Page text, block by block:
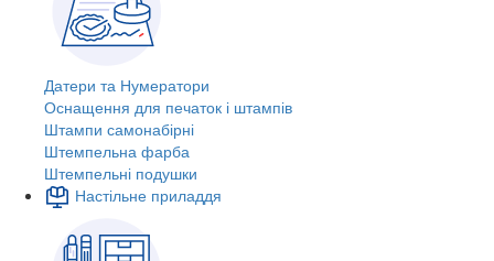
Датери та Нумератори
Оснащення для печаток і штампів
Штампи самонабірні
Штемпельна фарба
Штемпельні подушки
Настільне приладдя